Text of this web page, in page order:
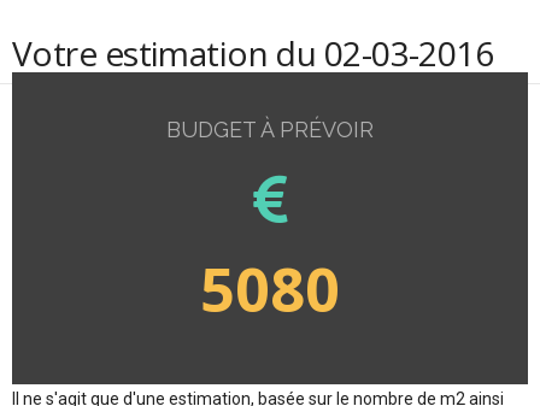
Votre estimation du 02-03-2016
BUDGET À PRÉVOIR
5080
Il ne s'agit que d'une estimation, basée sur le nombre de m2 ainsi